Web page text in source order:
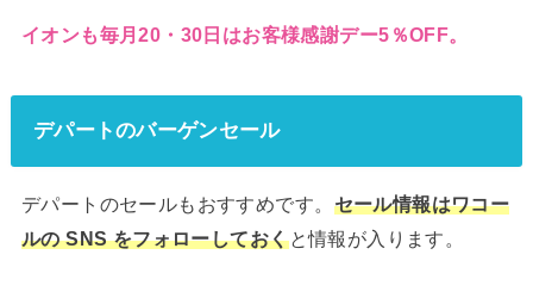
イオンも毎月20・30日はお客様感謝デー5％OFF。
デパートのバーゲンセール
デパートのセールもおすすめです。 セール情報はワコー
ルの SNS をフォローしておくと情報が入ります。